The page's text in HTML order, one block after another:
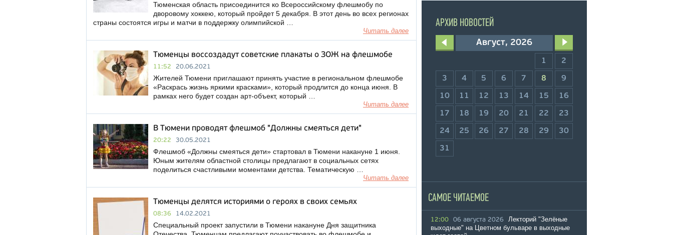
Тюменская область присоединится ко Всероссийскому флешмобу по
дворовому хоккею, который пройдет 5 декабря. В этот день во всех регионах
страны состоятся игры и матчи в поддержку олимпийской …
Читать далее
Тюменцы воссоздадут советские плакаты о ЗОЖ на флешмобе
11:52 20.06.2021
Жителей Тюмени приглашают принять участие в региональном флешмобе
«Раскрась жизнь яркими красками», который продлится до конца июня. В
рамках него будет создан арт-объект, который …
Читать далее
В Тюмени проводят флешмоб "Должны смеяться дети"
20:22 30.05.2021
Флешмоб «Должны смеяться дети» стартовал в Тюмени накануне 1 июня.
Юным жителям областной столицы предлагают в социальных сетях
поделиться счастливыми моментами детства. Тематическую …
Читать далее
Тюменцы делятся историями о героях в своих семьях
08:36 14.02.2021
Специальный проект запустили в Тюмени накануне Дня защитника
АРХИВ НОВОСТЕЙ
Август, 2026
1 2
3 4 5 6 7 8 9
10 11 12 13 14 15 16
17 18 19 20 21 22 23
24 25 26 27 28 29 30
31
САМОЕ ЧИТАЕМОЕ
12:00 06 августа 2026
Лекторий "Зелёные
выходные" на Цветном бульваре в выходные